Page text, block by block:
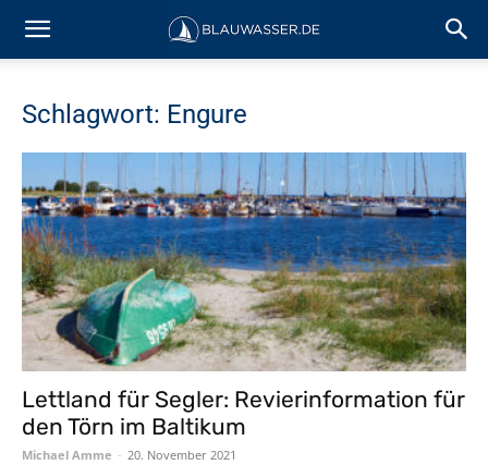
Schlagwort: Engure
Lettland für Segler: Revierinformation für
den Törn im Baltikum
Michael Amme - 20. November 2021